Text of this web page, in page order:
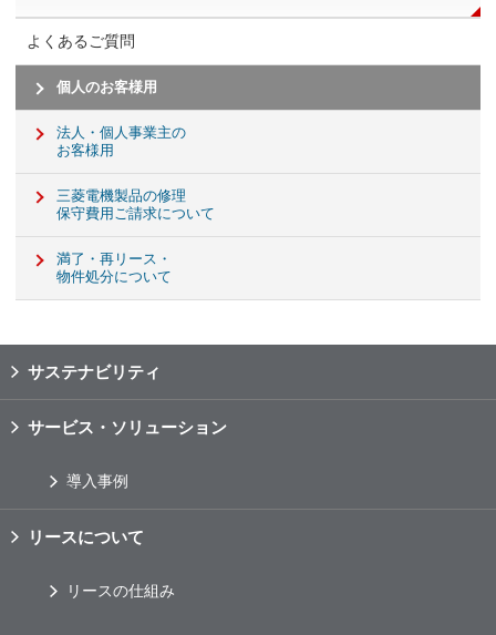
よくあるご質問
個人のお客様用
法人・個人事業主の
お客様用
三菱電機製品の修理
保守費用ご請求について
満了・再リース・
物件処分について
サステナビリティ
サービス・ソリューション
導入事例
リースについて
リースの仕組み